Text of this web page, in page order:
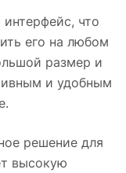
что
его на любом
размер и
и удобным
решение для
высокую